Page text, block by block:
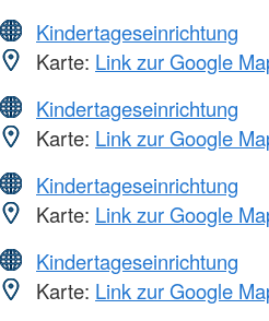
Kindertageseinrichtung
Karte: Link zur Google
Kindertageseinrichtung
Karte: Link zur Google
Kindertageseinrichtung
Karte: Link zur Google
Kindertageseinrichtung
Karte: Link zur Google